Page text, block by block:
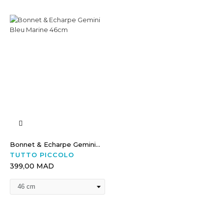
Bonnet & Echarpe Gemini...
TUTTO PICCOLO
399,00 MAD